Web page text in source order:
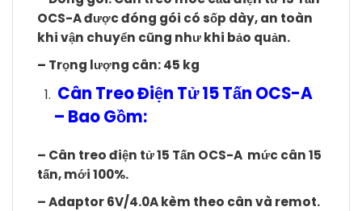
OCS-A được đóng gói có sốp dày, an toàn
khi vận chuyển cũng như khi bảo quản.
– Trọng lượng cân: 45 kg
Cân Treo Điện Tử 15 Tấn OCS-A
– Bao Gồm:
– Cân treo điện tử 15 Tấn OCS-A mức cân 15
tấn, mới 100%.
–Adaptor 6V/4.0Akèm theo cân và remot.